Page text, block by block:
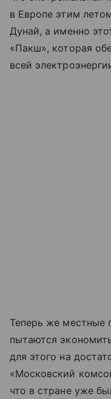
в Европе этим
Дунай, а именно
«Пакш», которая
всей
Теперь же местные
пытаются
для этого на
«Московский
что в стране уже